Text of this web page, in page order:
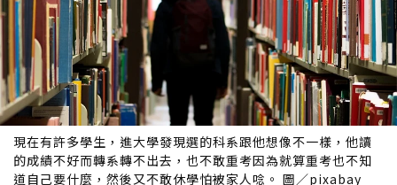
現在有許多學生，進大學發現選的科系跟他想像不一樣，他讀
的成績不好而轉系轉不出去，也不敢重考因為就算重考也不知
道自己要什麼，然後又不敢休學怕被家人唸。 圖／pixabay